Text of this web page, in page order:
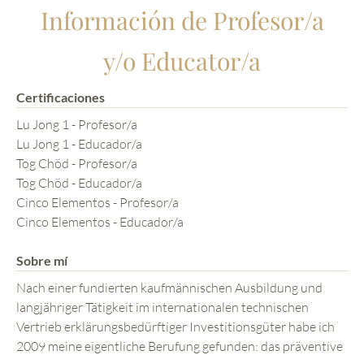
Información de Profesor/a
y/o Educator/a
Certificaciones
Lu Jong 1 - Profesor/a
Lu Jong 1 - Educador/a
Tog Chöd - Profesor/a
Tog Chöd - Educador/a
Cinco Elementos - Profesor/a
Cinco Elementos - Educador/a
Sobre mí
Nach einer fundierten kaufmännischen Ausbildung und
langjähriger Tätigkeit im internationalen technischen
Vertrieb erklärungsbedürftiger Investitionsgüter habe ich
2009 meine eigentliche Berufung gefunden: das präventive